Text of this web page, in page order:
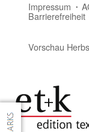
Impressum
Barrierefreiheit
Vorschau